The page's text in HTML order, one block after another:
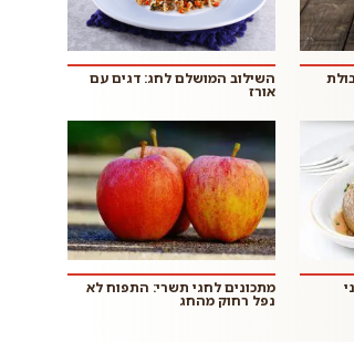
השילוב המושלם לחג: דגים עם
אורז
מתכונים לחגי תשרי: התפוח לא
נפל רחוק מהחג